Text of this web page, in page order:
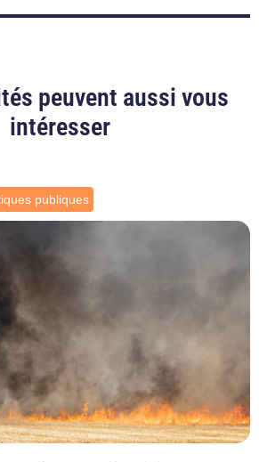
peuvent aussi vous
intéresser
publiques